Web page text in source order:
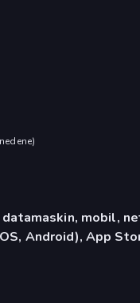
)
mobil,
Android), App